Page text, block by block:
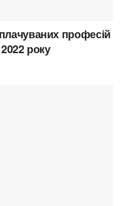
професій
року